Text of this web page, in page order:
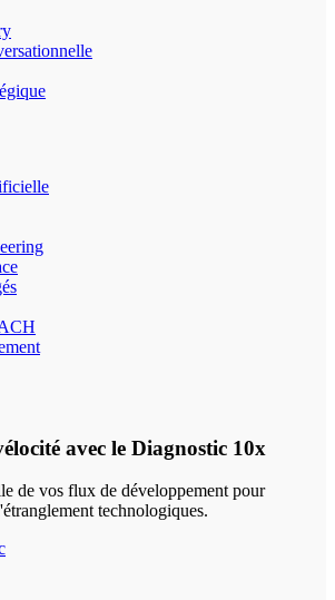
avec le Diagnostic 10x
de vos flux de développement pour
technologiques.